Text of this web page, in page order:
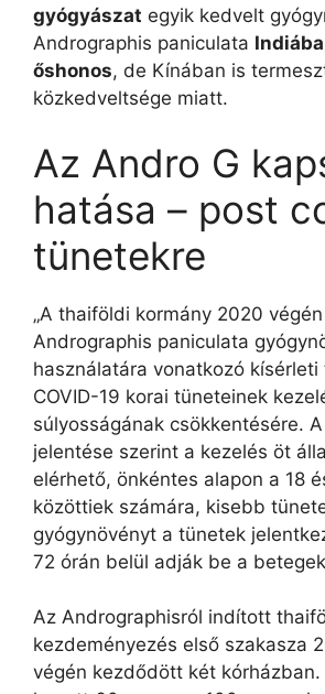
gyógyászat egyik kedvelt
Andrographis paniculata
őshonos, de Kínában is
közkedveltsége miatt.
Az Andro G
hatása – post
tünetekre
„A thaiföldi kormány 2020
Andrographis paniculata
használatára vonatkozó kísérleti
COVID-19 korai tüneteinek
súlyosságának csökkentésére.
jelentése szerint a kezelés öt
elérhető, önkéntes alapon a 18
közöttiek számára, kisebb
gyógynövényt a tünetek
72 órán belül adják be a
Az Andrographisról indított
kezdeményezés első szakasza
végén kezdődött két kórházban.